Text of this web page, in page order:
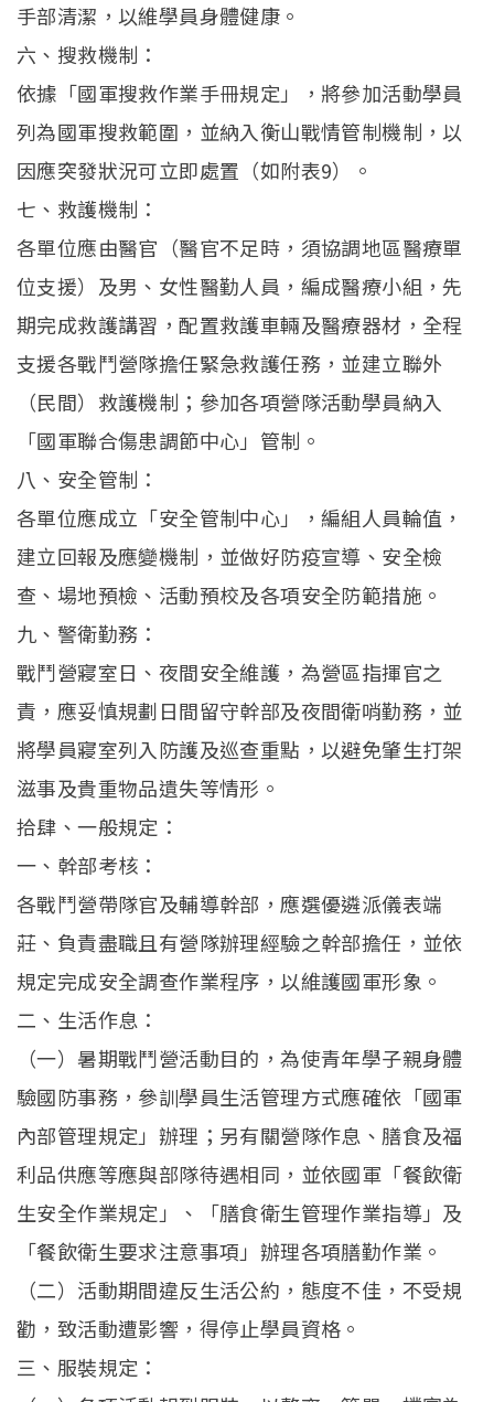
手部清潔，以維學員身體健康。
六、搜救機制：
依據「國軍搜救作業手冊規定」，將參加活動學員
列為國軍搜救範圍，並納入衡山戰情管制機制，以
因應突發狀況可立即處置（如附表9）。
七、救護機制：
各單位應由醫官（醫官不足時，須協調地區醫療單
位支援）及男、女性醫勤人員，編成醫療小組，先
期完成救護講習，配置救護車輛及醫療器材，全程
支援各戰鬥營隊擔任緊急救護任務，並建立聯外
（民間）救護機制；參加各項營隊活動學員納入
「國軍聯合傷患調節中心」管制。
八、安全管制：
各單位應成立「安全管制中心」，編組人員輪值，
建立回報及應變機制，並做好防疫宣導、安全檢
查、場地預檢、活動預校及各項安全防範措施。
九、警衛勤務：
戰鬥營寢室日、夜間安全維護，為營區指揮官之
責，應妥慎規劃日間留守幹部及夜間衛哨勤務，並
將學員寢室列入防護及巡查重點，以避免肇生打架
滋事及貴重物品遺失等情形。
拾肆、一般規定：
一、幹部考核：
各戰鬥營帶隊官及輔導幹部，應選優遴派儀表端
莊、負責盡職且有營隊辦理經驗之幹部擔任，並依
規定完成安全調查作業程序，以維護國軍形象。
二、生活作息：
（一）暑期戰鬥營活動目的，為使青年學子親身體
驗國防事務，參訓學員生活管理方式應確依「國軍
內部管理規定」辦理；另有關營隊作息、膳食及福
利品供應等應與部隊待遇相同，並依國軍「餐飲衛
生安全作業規定」、「膳食衛生管理作業指導」及
「餐飲衛生要求注意事項」辦理各項膳勤作業。
（二）活動期間違反生活公約，態度不佳，不受規
勸，致活動遭影響，得停止學員資格。
三、服裝規定：